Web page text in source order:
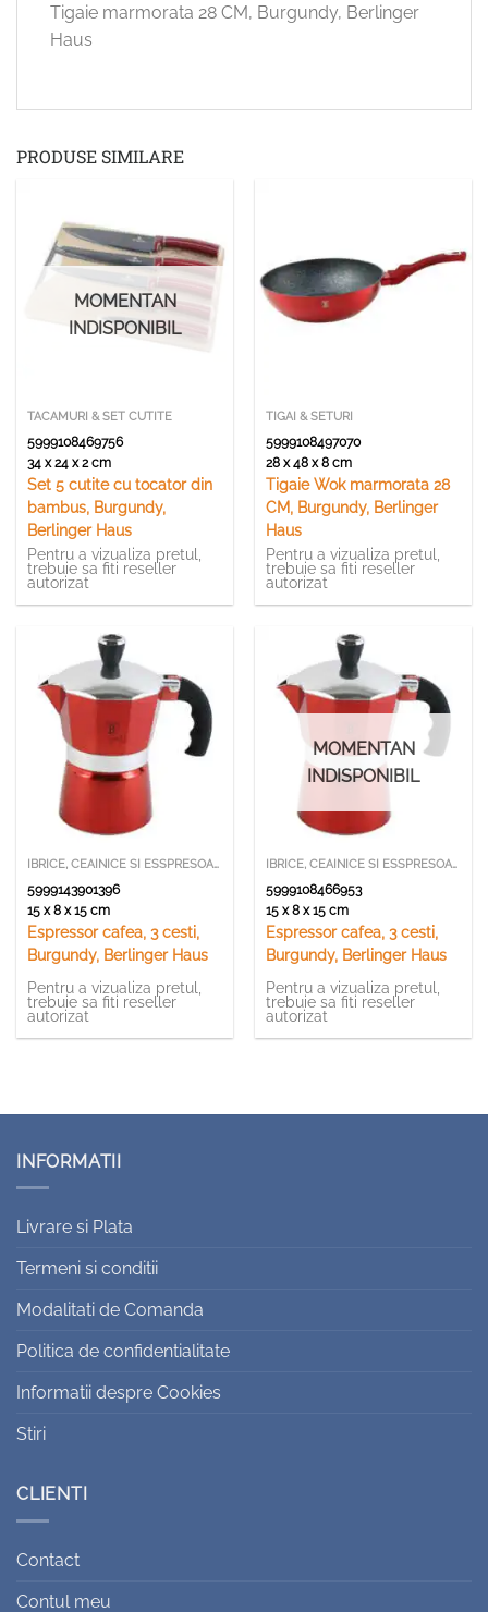
Tigaie marmorata 28 CM, Burgundy, Berlinger
Haus
PRODUSE SIMILARE
MOMENTAN
INDISPONIBIL
TACAMURI & SET CUTITE
5999108469756
34 x 24 x 2 cm
Set 5 cutite cu tocator din
bambus, Burgundy,
Berlinger Haus
Pentru a vizualiza pretul,
trebuie sa fiti reseller
autorizat
TIGAI & SETURI
5999108497070
28 x 48 x 8 cm
Tigaie Wok marmorata 28
CM, Burgundy, Berlinger
Haus
Pentru a vizualiza pretul,
trebuie sa fiti reseller
autorizat
IBRICE, CEAINICE SI ESSPRESOARE
5999143901396
15 x 8 x 15 cm
Espressor cafea, 3 cesti,
Burgundy, Berlinger Haus
Pentru a vizualiza pretul,
trebuie sa fiti reseller
autorizat
MOMENTAN
INDISPONIBIL
IBRICE, CEAINICE SI ESSPRESOARE
5999108466953
15 x 8 x 15 cm
Espressor cafea, 3 cesti,
Burgundy, Berlinger Haus
Pentru a vizualiza pretul,
trebuie sa fiti reseller
autorizat
INFORMATII
Livrare si Plata
Termeni si conditii
Modalitati de Comanda
Politica de confidentialitate
Informatii despre Cookies
Stiri
CLIENTI
Contact
Contul meu